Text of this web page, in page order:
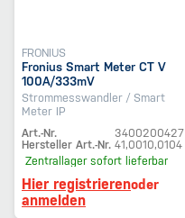
FRONIUS
Fronius Smart Meter CT V
100A/333mV
Strommesswandler / Smart
Meter IP
Art.-Nr.
3400200427
Hersteller Art.-Nr. 41,0010,0104
Zentrallager sofort lieferbar
Hier registrierenoder
anmelden